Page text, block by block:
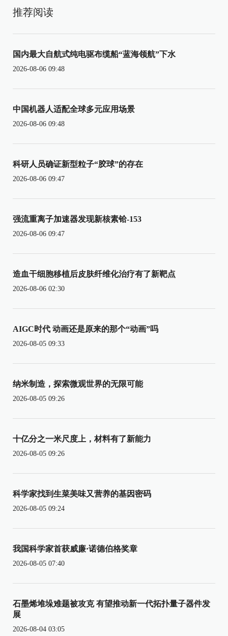
推荐阅读
国内最大自航式纯电驱布缆船“蓝海领航”下水
2026-08-06 09:48
中国机器人适配全球多元应用场景
2026-08-06 09:48
科研人员确证新型粒子“胶球”的存在
2026-08-06 09:47
强流重离子加速器发现新核素铪-153
2026-08-06 09:47
造血干细胞移植后皮肤纤维化治疗有了新靶点
2026-08-06 02:30
AIGC时代 动画还是原来的那个“动画”吗
2026-08-05 09:33
纳米制造，探索微观世界的无限可能
2026-08-05 09:26
十亿分之一米尺度上，材料有了新能力
2026-08-05 09:26
科学家找到生菜美味又营养的基因密码
2026-08-05 09:24
我国科学家首获威廉·诺德伯格奖章
2026-08-05 07:40
石墨烯堆垛难题被攻克 有望推动新一代拓扑量子器件发
展
2026-08-04 03:05